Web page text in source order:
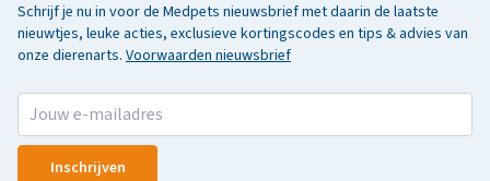
Schrijf je nu in voor de Medpets nieuwsbrief met daarin de laatste
nieuwtjes, leuke acties, exclusieve kortingscodes en tips & advies van
onze dierenarts. Voorwaarden nieuwsbrief
Inschrijven